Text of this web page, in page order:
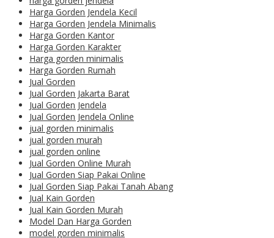
Harga Gorden Jendela Kecil
Harga Gorden Jendela Minimalis
Harga Gorden Kantor
Harga Gorden Karakter
Harga gorden minimalis
Harga Gorden Rumah
Jual Gorden
Jual Gorden Jakarta Barat
Jual Gorden Jendela
Jual Gorden Jendela Online
jual gorden minimalis
jual gorden murah
jual gorden online
Jual Gorden Online Murah
Jual Gorden Siap Pakai Online
Jual Gorden Siap Pakai Tanah Abang
Jual Kain Gorden
Jual Kain Gorden Murah
Model Dan Harga Gorden
model gorden minimalis